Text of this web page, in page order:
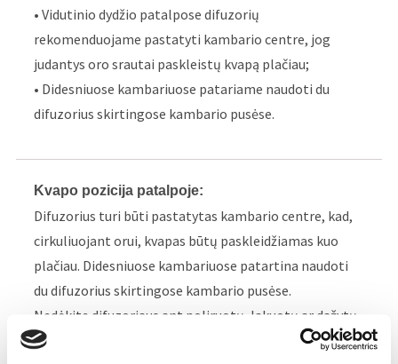
• Vidutinio dydžio patalpose difuzorių
rekomenduojame pastatyti kambario centre, jog
judantys oro srautai paskleistų kvapą plačiau;
• Didesniuose kambariuose patariame naudoti du
difuzorius skirtingose kambario pusėse.
Kvapo pozicija patalpoje:
Difuzorius turi būti pastatytas kambario centre, kad,
cirkuliuojant orui, kvapas būtų paskleidžiamas kuo
plačiau. Didesniuose kambariuose patartina naudoti
du difuzorius skirtingose kambario pusėse.
Nedėkite difuzoriaus ant poliruotų, lakuotų ar dažytų
paviršių, ant elektros įrangos, šalia / virš šilumos